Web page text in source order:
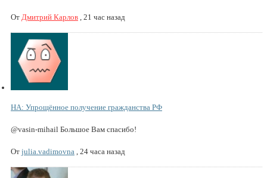
От Дмитрий Карлов 21 час назад
НА: Упрощённое получение гражданства РФ
@vasin-mihail Большое Вам спасибо!
От julia.vadimovna 24 часа назад